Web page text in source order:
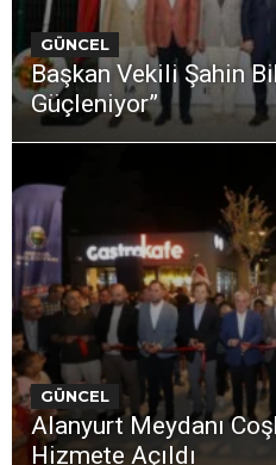
GÜNCEL
Başkan Vekili Şahin
Güçleniyor”
GÜNCEL
Alanyurt Meydanı
Hizmete Açıldı